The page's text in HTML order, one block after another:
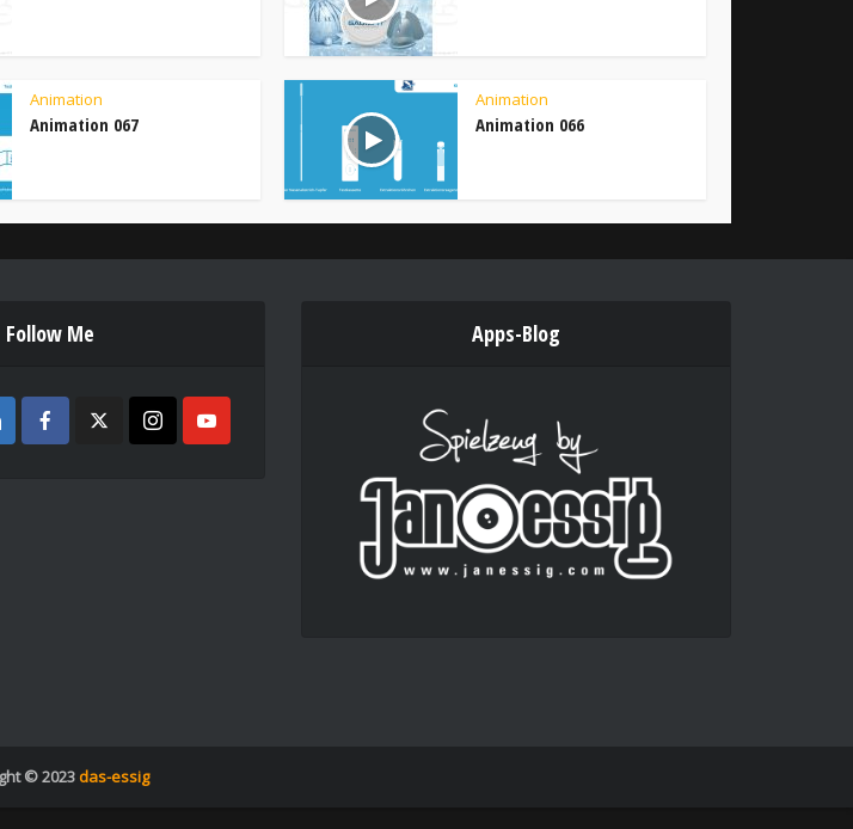
Animation
Animation 067
Animation
Animation 066
Follow Me Apps-Blog
© 2023 das-essig